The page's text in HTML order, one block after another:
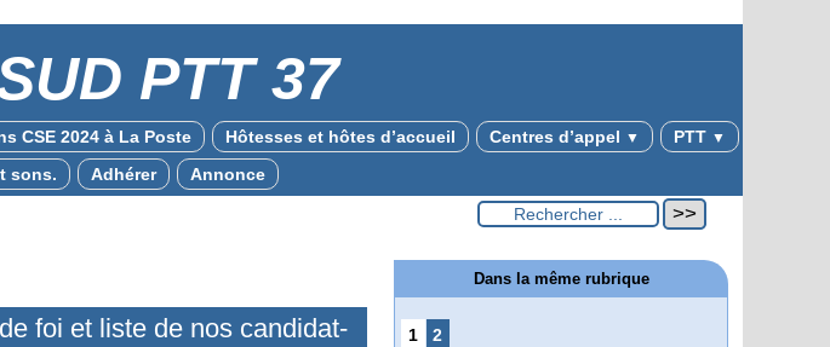
PTT 37
CSE 2024 à La Poste Hôtesses et hôtes d’accueil Centres d’appel ▼ PTT ▼
sons. Adhérer Annonce
foi et liste de nos candidat-
Dans la même rubrique
1 2